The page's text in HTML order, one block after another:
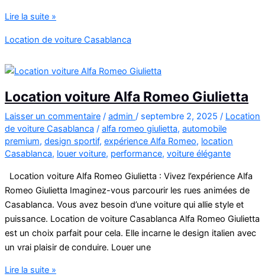
Location
voitures
Benz
Casablanca
Lire la suite »
Location de voiture Casablanca
Location voiture Alfa Romeo Giulietta
Laisser un commentaire / admin / septembre 2, 2025 / Location
de voiture Casablanca / alfa romeo giulietta, automobile
premium, design sportif, expérience Alfa Romeo, location
Casablanca, louer voiture, performance, voiture élégante
Location voiture Alfa Romeo Giulietta : Vivez l’expérience Alfa
Romeo Giulietta Imaginez-vous parcourir les rues animées de
Casablanca. Vous avez besoin d’une voiture qui allie style et
puissance. Location de voiture Casablanca Alfa Romeo Giulietta
est un choix parfait pour cela. Elle incarne le design italien avec
un vrai plaisir de conduire. Louer une
Location
Lire la suite »